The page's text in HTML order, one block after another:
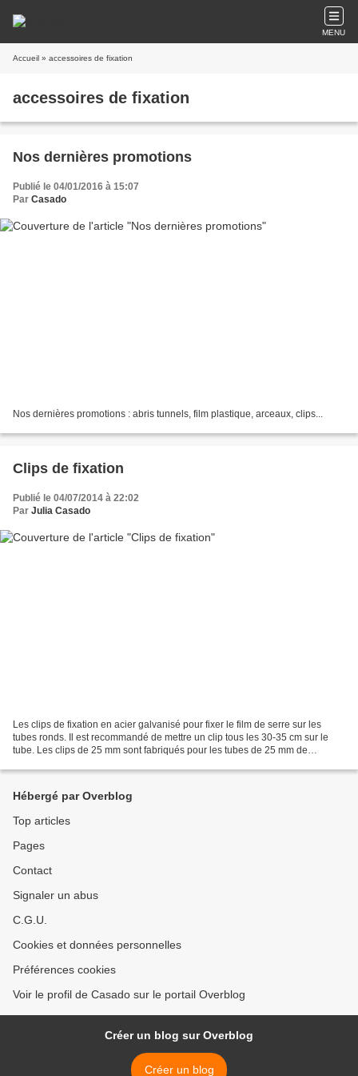
MENU
Accueil » accessoires de fixation
accessoires de fixation
Nos dernières promotions
Publié le 04/01/2016 à 15:07
Par Casado
Nos dernières promotions : abris tunnels, film plastique, arceaux, clips...
Clips de fixation
Publié le 04/07/2014 à 22:02
Par Julia Casado
Les clips de fixation en acier galvanisé pour fixer le film de serre sur les
tubes ronds. Il est recommandé de mettre un clip tous les 30-35 cm sur le
tube. Les clips de 25 mm sont fabriqués pour les tubes de 25 mm de
Hébergé par Overblog
Top articles
Pages
Contact
Signaler un abus
C.G.U.
Cookies et données personnelles
Préférences cookies
Voir le profil de Casado sur le portail Overblog
Créer un blog sur Overblog
Créer un blog